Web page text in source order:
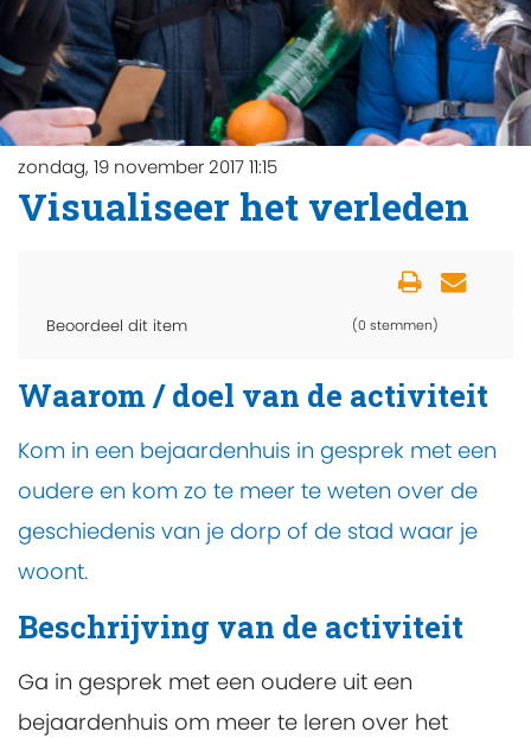
zondag, 19 november 2017 11:15
Visualiseer het verleden
Beoordeel dit item (0 stemmen)
Waarom / doel van de activiteit
Kom in een bejaardenhuis in gesprek met een
oudere en kom zo te meer te weten over de
geschiedenis van je dorp of de stad waar je
woont.
Beschrijving van de activiteit
Ga in gesprek met een oudere uit een
bejaardenhuis om meer te leren over het